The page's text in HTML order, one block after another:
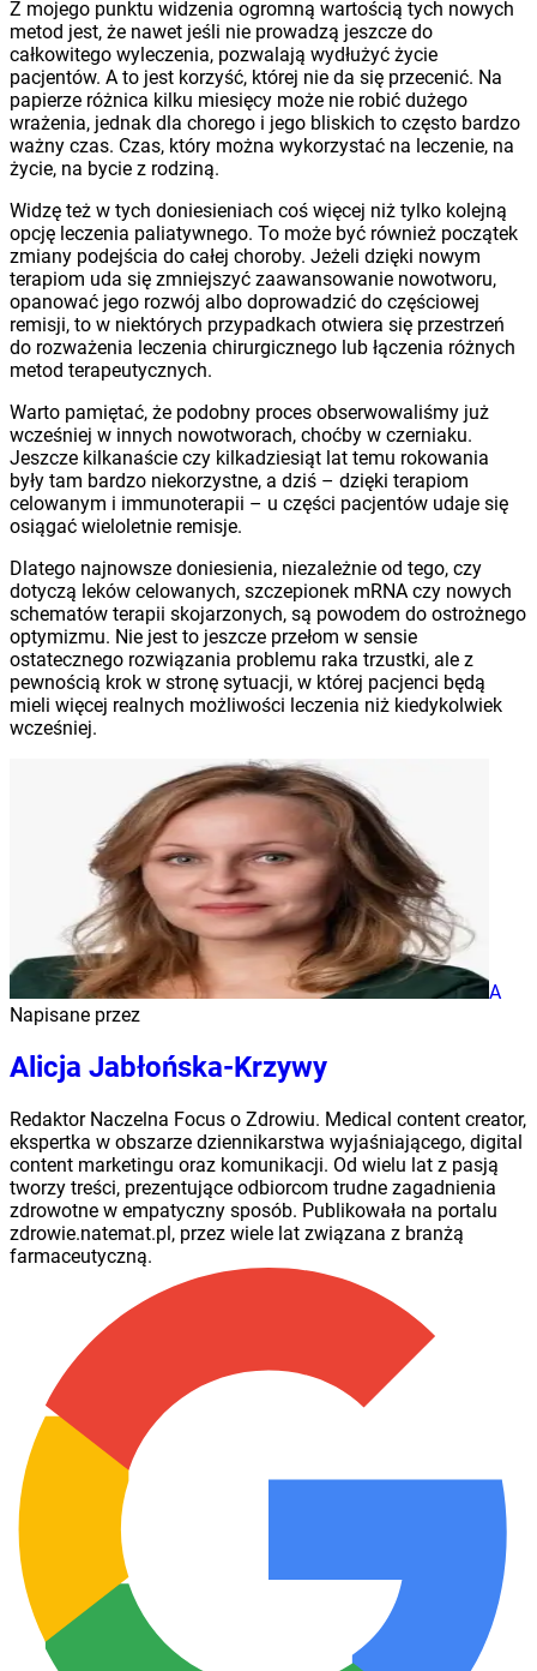
Z mojego punktu widzenia ogromną wartością tych nowych
metod jest, że nawet jeśli nie prowadzą jeszcze do
całkowitego wyleczenia, pozwalają wydłużyć życie
pacjentów. A to jest korzyść, której nie da się przecenić. Na
papierze różnica kilku miesięcy może nie robić dużego
wrażenia, jednak dla chorego i jego bliskich to często bardzo
ważny czas. Czas, który można wykorzystać na leczenie, na
życie, na bycie z rodziną.
Widzę też w tych doniesieniach coś więcej niż tylko kolejną
opcję leczenia paliatywnego. To może być również początek
zmiany podejścia do całej choroby. Jeżeli dzięki nowym
terapiom uda się zmniejszyć zaawansowanie nowotworu,
opanować jego rozwój albo doprowadzić do częściowej
remisji, to w niektórych przypadkach otwiera się przestrzeń
do rozważenia leczenia chirurgicznego lub łączenia różnych
metod terapeutycznych.
Warto pamiętać, że podobny proces obserwowaliśmy już
wcześniej w innych nowotworach, choćby w czerniaku.
Jeszcze kilkanaście czy kilkadziesiąt lat temu rokowania
były tam bardzo niekorzystne, a dziś – dzięki terapiom
celowanym i immunoterapii – u części pacjentów udaje się
osiągać wieloletnie remisje.
Dlatego najnowsze doniesienia, niezależnie od tego, czy
dotyczą leków celowanych, szczepionek mRNA czy nowych
schematów terapii skojarzonych, są powodem do ostrożnego
optymizmu. Nie jest to jeszcze przełom w sensie
ostatecznego rozwiązania problemu raka trzustki, ale z
pewnością krok w stronę sytuacji, w której pacjenci będą
mieli więcej realnych możliwości leczenia niż kiedykolwiek
wcześniej.
A
Napisane przez
Alicja Jabłońska-Krzywy
Redaktor Naczelna Focus o Zdrowiu. Medical content creator,
ekspertka w obszarze dziennikarstwa wyjaśniającego, digital
content marketingu oraz komunikacji. Od wielu lat z pasją
tworzy treści, prezentujące odbiorcom trudne zagadnienia
zdrowotne w empatyczny sposób. Publikowała na portalu
zdrowie.natemat.pl, przez wiele lat związana z branżą
farmaceutyczną.